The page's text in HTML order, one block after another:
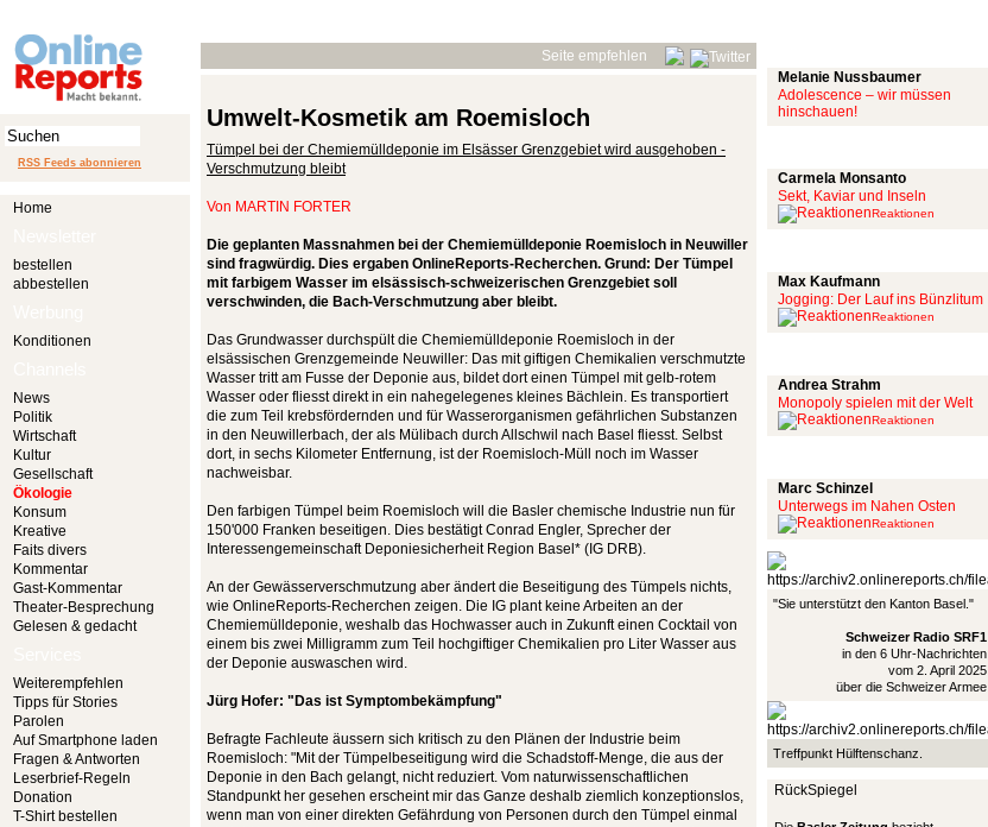
RSS Feeds abonnieren
Home
bestellen
abbestellen
Konditionen
News
Politik
Wirtschaft
Kultur
Gesellschaft
Ökologie
Konsum
Kreative
Faits divers
Kommentar
Gast-Kommentar
Theater-Besprechung
Gelesen & gedacht
Weiterempfehlen
Tipps für Stories
Parolen
Auf Smartphone laden
Fragen & Antworten
Leserbrief-Regeln
Donation
T-Shirt bestellen
Seite empfehlen
Umwelt-Kosmetik am Roemisloch
Tümpel bei der Chemiemülldeponie im Elsässer Grenzgebiet wird ausgehoben -
Verschmutzung bleibt
Von MARTIN FORTER
Die geplanten Massnahmen bei der Chemiemülldeponie Roemisloch in Neuwiller
sind fragwürdig. Dies ergaben OnlineReports-Recherchen. Grund: Der Tümpel
mit farbigem Wasser im elsässisch-schweizerischen Grenzgebiet soll
verschwinden, die Bach-Verschmutzung aber bleibt.
Das Grundwasser durchspült die Chemiemülldeponie Roemisloch in der
elsässischen Grenzgemeinde Neuwiller: Das mit giftigen Chemikalien verschmutzte
Wasser tritt am Fusse der Deponie aus, bildet dort einen Tümpel mit gelb-rotem
Wasser oder fliesst direkt in ein nahegelegenes kleines Bächlein. Es transportiert
die zum Teil krebsfördernden und für Wasserorganismen gefährlichen Substanzen
in den Neuwillerbach, der als Mülibach durch Allschwil nach Basel fliesst. Selbst
dort, in sechs Kilometer Entfernung, ist der Roemisloch-Müll noch im Wasser
nachweisbar.
Den farbigen Tümpel beim Roemisloch will die Basler chemische Industrie nun für
150'000 Franken beseitigen. Dies bestätigt Conrad Engler, Sprecher der
Interessengemeinschaft Deponiesicherheit Region Basel* (IG DRB).
An der Gewässerverschmutzung aber ändert die Beseitigung des Tümpels nichts,
wie OnlineReports-Recherchen zeigen. Die IG plant keine Arbeiten an der
Chemiemülldeponie, weshalb das Hochwasser auch in Zukunft einen Cocktail von
einem bis zwei Milligramm zum Teil hochgiftiger Chemikalien pro Liter Wasser aus
der Deponie auswaschen wird.
Jürg Hofer: "Das ist Symptombekämpfung"
Befragte Fachleute äussern sich kritisch zu den Plänen der Industrie beim
Roemisloch: "Mit der Tümpelbeseitigung wird die Schadstoff-Menge, die aus der
Deponie in den Bach gelangt, nicht reduziert. Vom naturwissenschaftlichen
Standpunkt her gesehen erscheint mir das Ganze deshalb ziemlich konzeptionslos,
wenn man von einer direkten Gefährdung von Personen durch den Tümpel einmal
Melanie Nussbaumer
Adolescence – wir müssen
hinschauen!
Carmela Monsanto
Sekt, Kaviar und Inseln
Reaktionen
Max Kaufmann
Jogging: Der Lauf ins Bünzlitum
Reaktionen
Andrea Strahm
Monopoly spielen mit der Welt
Reaktionen
Marc Schinzel
Unterwegs im Nahen Osten
Reaktionen
"Sie unterstützt den Kanton Basel."
Schweizer Radio SRF1
in den 6 Uhr-Nachrichten
vom 2. April 2025
über die Schweizer Armee
Treffpunkt Hülftenschanz.
RückSpiegel